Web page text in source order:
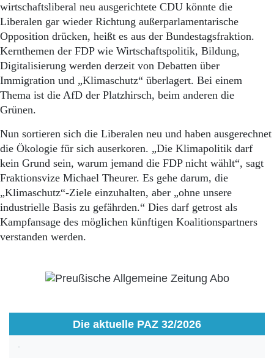
wirtschaftsliberal neu ausgerichtete CDU könnte die
Liberalen gar wieder Richtung außerparlamentarische
Opposition drücken, heißt es aus der Bundestagsfraktion.
Kernthemen der FDP wie Wirtschaftspolitik, Bildung,
Digitalisierung werden derzeit von Debatten über
Immigration und „Klimaschutz“ überlagert. Bei einem
Thema ist die AfD der Platzhirsch, beim anderen die
Grünen.
Nun sortieren sich die Liberalen neu und haben ausgerechnet
die Ökologie für sich auserkoren. „Die Klimapolitik darf
kein Grund sein, warum jemand die FDP nicht wählt“, sagt
Fraktionsvize Michael Theurer. Es gehe darum, die
„Klimaschutz“-Ziele einzuhalten, aber „ohne unsere
industrielle Basis zu gefährden.“ Dies darf getrost als
Kampfansage des möglichen künftigen Koalitionspartners
verstanden werden.
Die aktuelle PAZ 32/2026